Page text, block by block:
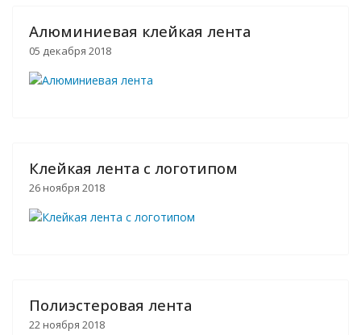
Алюминиевая клейкая лента
05 декабря 2018
Клейкая лента с логотипом
26 ноября 2018
Полиэстеровая лента
22 ноября 2018